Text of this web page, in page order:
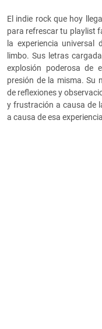
El indie rock que hoy
para refrescar tu playlist
la experiencia universal
limbo. Sus letras
explosión poderosa de
presión de la misma. Su
de reflexiones y
y frustración a causa de
a causa de esa